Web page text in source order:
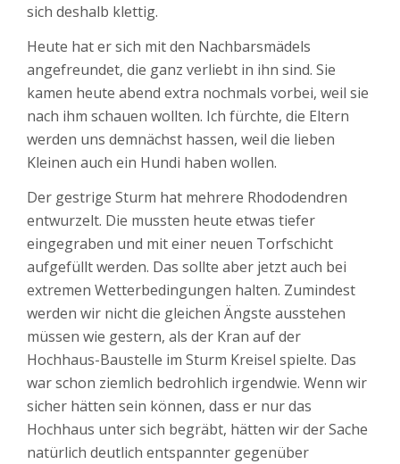
sich deshalb klettig.
Heute hat er sich mit den Nachbarsmädels
angefreundet, die ganz verliebt in ihn sind. Sie
kamen heute abend extra nochmals vorbei, weil sie
nach ihm schauen wollten. Ich fürchte, die Eltern
werden uns demnächst hassen, weil die lieben
Kleinen auch ein Hundi haben wollen.
Der gestrige Sturm hat mehrere Rhododendren
entwurzelt. Die mussten heute etwas tiefer
eingegraben und mit einer neuen Torfschicht
aufgefüllt werden. Das sollte aber jetzt auch bei
extremen Wetterbedingungen halten. Zumindest
werden wir nicht die gleichen Ängste ausstehen
müssen wie gestern, als der Kran auf der
Hochhaus-Baustelle im Sturm Kreisel spielte. Das
war schon ziemlich bedrohlich irgendwie. Wenn wir
sicher hätten sein können, dass er nur das
Hochhaus unter sich begräbt, hätten wir der Sache
natürlich deutlich entspannter gegenüber